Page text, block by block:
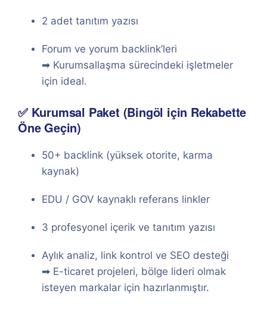
2 adet tanıtım yazısı
Forum ve yorum backlink’leri
➡ Kurumsallaşma sürecindeki işletmeler
için ideal.
✅ Kurumsal Paket (Bingöl için Rekabette
Öne Geçin)
50+ backlink (yüksek otorite, karma
kaynak)
EDU / GOV kaynaklı referans linkler
3 profesyonel içerik ve tanıtım yazısı
Aylık analiz, link kontrol ve SEO desteği
➡ E-ticaret projeleri, bölge lideri olmak
isteyen markalar için hazırlanmıştır.